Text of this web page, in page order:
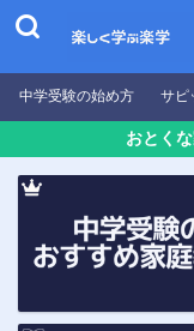
中学受験の始め方 サピ
おとく